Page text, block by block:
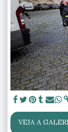
VEJA A